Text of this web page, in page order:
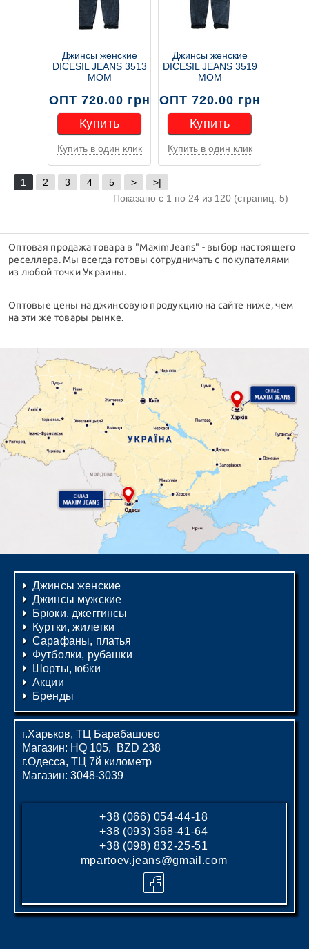
Джинсы женские
DICESIL JEANS 3513
MOM
ОПТ 720.00 грн
Купить
Купить
Купить в один клик
Джинсы женские
DICESIL JEANS 3519
MOM
ОПТ 720.00 грн
Купить
Купить
Купить в один клик
1 2 3 4 5 >
>|
Показано с 1 по 24 из 120 (страниц: 5)
Оптовая продажа товара в "MaximJeans" - выбор настоящего
реселлера. Мы всегда готовы сотрудничать с покупателями
из любой точки Украины.
Оптовые цены на джинсовую продукцию на сайте ниже, чем
на эти же товары рынке.
Джинсы женские
Джинсы мужские
Брюки, джеггинсы
Куртки, жилетки
Сарафаны, платья
Футболки, рубашки
Шорты, юбки
Акции
Бренды
г.Харьков, ТЦ Барабашово
Магазин: HQ 105, BZD 238
г.Одесса, ТЦ 7й километр
Магазин: 3048-3039
+38 (066) 054-44-18
+38 (093) 368-41-64
+38 (098) 832-25-51
mpartoev.jeans@gmail.com